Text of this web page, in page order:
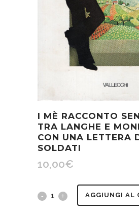
I MÈ RACCONTO
TRA LANGHE E
CON UNA LETTERA
SOLDATI
10,00€
I AGGIUNGI AL